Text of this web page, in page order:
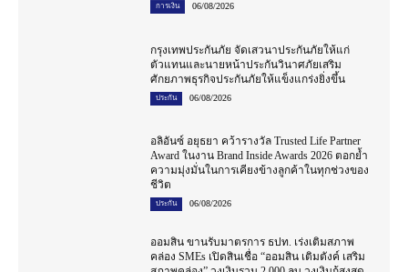
การเงิน 06/08/2026
กรุงเทพประกันภัย จัดเสวนาประกันภัยให้แก่
ตัวแทนและนายหน้าประกันวินาศภัยเสริม
ศักยภาพธุรกิจประกันภัยให้แข็งแกร่งยิ่งขึ้น
ประกัน 06/08/2026
อลิอันซ์ อยุธยา คว้ารางวัล Trusted Life Partner
Award ในงาน Brand Inside Awards 2026 ตอกย้ำ
ความมุ่งมั่นในการเคียงข้างลูกค้าในทุกช่วงของ
ชีวิต
ประกัน 06/08/2026
ออมสิน ขานรับมาตรการ ธปท. เร่งเติมสภาพ
คล่อง SMEs เปิดสินเชื่อ “ออมสิน เติมตังค์ เสริม